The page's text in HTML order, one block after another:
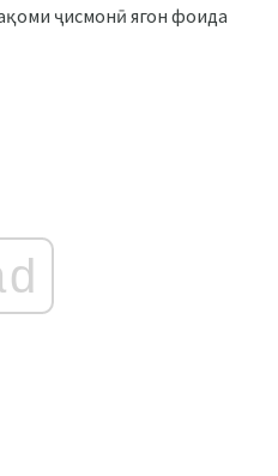
ҷисмонӣ ягон фоида